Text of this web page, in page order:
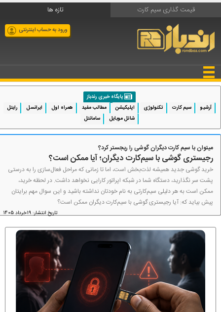
قیمت گذاری سیم کارت تازه ها
ورود به حساب اینترنتی
پایگاه خبری رندباز
آرشیو
سیم کارت تکنولوژی اپلیکیشن مطالب مفید همراه اول ایرانسل
رایتل
شاتل موبایل
سامانتل
میتوان با سیم کارت دیگران گوشی را ریجستر کرد؟
رجیستری گوشی با سیم‌کارت دیگران؛ آیا ممکن است؟
خرید گوشی جدید همیشه لذت‌بخش است، اما تا زمانی که مراحل فعال‌سازی را به درستی
پشت سر نگذارید، دستگاه شما در شبکه اپراتور کارایی نخواهد داشت. در لحظه خرید،
ممکن است به هر دلیلی سیم‌کارتی به نام خودتان نداشته باشید و این سوال مهم برایتان
پیش بیاید که: آیا رجیستری گوشی با سیم‌کارت دیگران ممکن است؟
تاریخ انتشار: 19خرداد 1405